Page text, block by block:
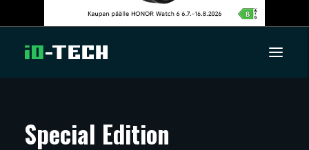
ARTIKKELIT
Special Edition